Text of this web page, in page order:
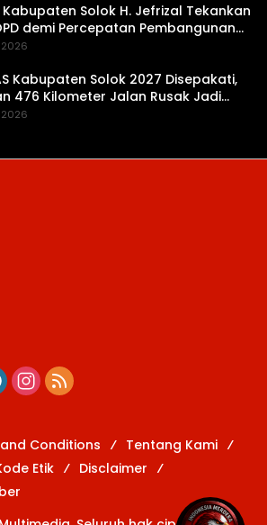
Kabupaten Solok H. Jefrizal Tekankan
demi Percepatan Pembangunan
Kabupaten Solok 2027 Disepakati,
476 Kilometer Jalan Rusak Jadi
Conditions
Tentang Kami
Etik
Disclaimer